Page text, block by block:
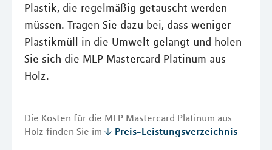
Plastik, die regelmäßig getauscht werden
müssen. Tragen Sie dazu bei, dass weniger
Plastikmüll in die Umwelt gelangt und holen
Sie sich die MLP Mastercard Platinum aus
Holz.
Die Kosten für die MLP Mastercard Platinum aus
Holz finden Sie im
Preis-Leistungsverzeichnis